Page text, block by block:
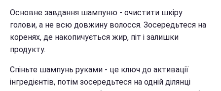
Основне завдання шампуню - очистити шкіру
голови, а не всю довжину волосся. Зосередьтеся на
коренях, де накопичується жир, піт і залишки
продукту.
Спіньте шампунь руками - це ключ до активації
інгредієнтів, потім зосередьтеся на одній ділянці